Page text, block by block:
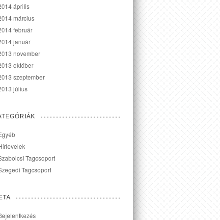
április
március
február
január
november
október
szeptember
július
Tagcsoport
Tagcsoport